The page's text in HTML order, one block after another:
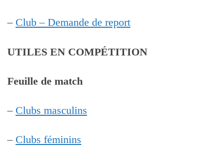
– Club – Demande de report
UTILES EN COMPÉTITION
Feuille de match
– Clubs masculins
– Clubs féminins